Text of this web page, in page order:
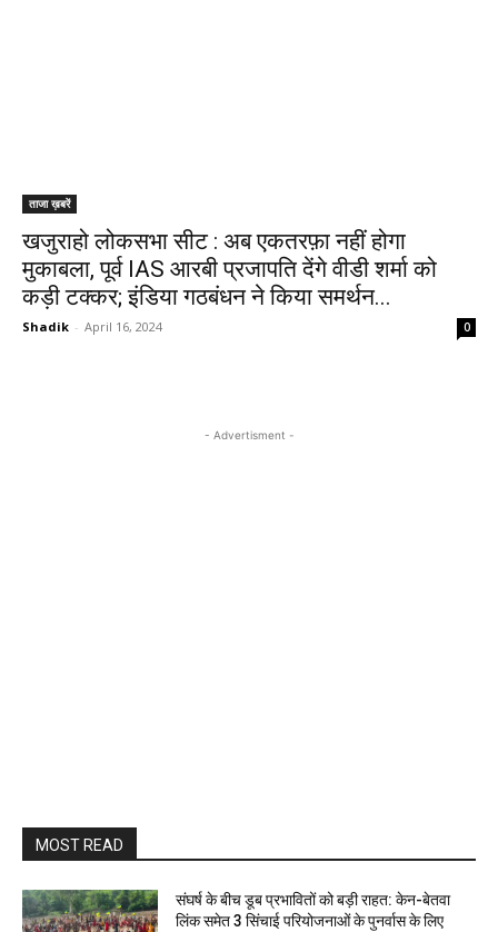
ताजा ख़बरें
खजुराहो लोकसभा सीट : अब एकतरफ़ा नहीं होगा
मुकाबला, पूर्व IAS आरबी प्रजापति देंगे वीडी शर्मा को
कड़ी टक्कर; इंडिया गठबंधन ने किया समर्थन...
Shadik - April 16, 2024 0
- Advertisment -
MOST READ
संघर्ष के बीच डूब प्रभावितों को बड़ी राहत: केन-बेतवा
लिंक समेत 3 सिंचाई परियोजनाओं के पुनर्वास के लिए